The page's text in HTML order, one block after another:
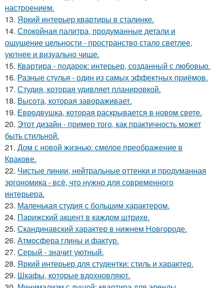
настроением.
13. Яркий интерьер квартиры в сталинке.
14. Спокойная палитра, продуманные детали и
ощущение цельности - пространство стало светлее,
уютнее и визуально чище.
15. Квартира - подарок: интерьер, созданный с любовью.
16. Разные стулья - один из самых эффектных приёмов.
17. Студия, которая удивляет планировкой.
18. Высота, которая завораживает.
19. Евродвушка, которая раскрывается в новом свете.
20. Этот дизайн - пример того, как практичность может
быть стильной.
21. Дом с новой жизнью: смелое преображение в
Кракове.
22. Чистые линии, нейтральные оттенки и продуманная
эргономика - всё, что нужно для современного
интерьера.
23. Маленькая студия с большим характером.
24. Парижский акцент в каждом штрихе.
25. Скандинавский характер в нижнем Новгороде.
26. Атмосфера глины и фактур.
27. Серый - значит уютный.
28. Яркий интерьер для студентки: стиль и характер.
29. Шкафы, которые вдохновляют.